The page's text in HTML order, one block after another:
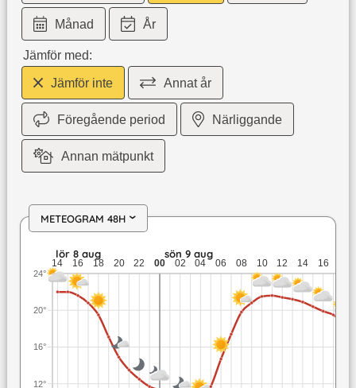
Månad År
Jämför med:
Jämför inte Annat år
Föregående period Närliggande
Annan mätpunkt
METEOGRAM 48H ›
lör 8 aug: 22 till 11,7 grader: ingen nederbörd: upp till 3,1
lör 8 aug sön 9 aug
14 16 18 20 22 00 02 04 06 08 10 12 14 16
12°
16°
20°
24°